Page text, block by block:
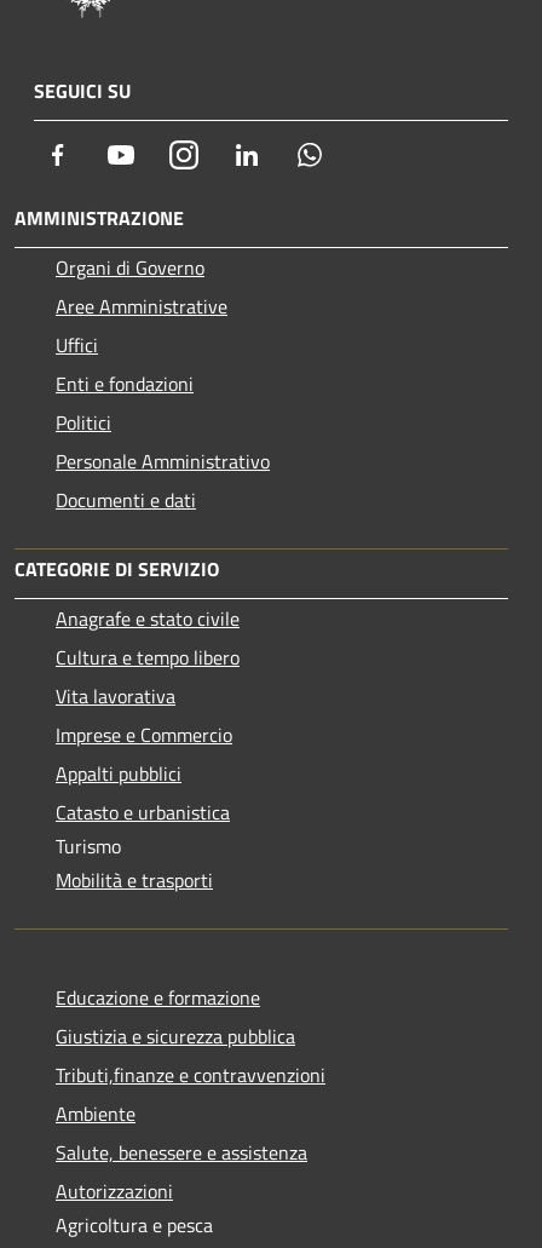
SEGUICI SU
Facebook YoutubeInstagram LinkedIn
AMMINISTRAZIONE
Organi di Governo
Aree Amministrative
Uffici
Enti e fondazioni
Politici
Personale Amministrativo
Documenti e dati
CATEGORIE DI SERVIZIO
Anagrafe e stato civile
Cultura e tempo libero
Vita lavorativa
Imprese e Commercio
Appalti pubblici
Catasto e urbanistica
Turismo
Mobilità e trasporti
Educazione e formazione
Giustizia e sicurezza pubblica
Tributi,finanze e contravvenzioni
Ambiente
Salute, benessere e assistenza
Autorizzazioni
Agricoltura e pesca